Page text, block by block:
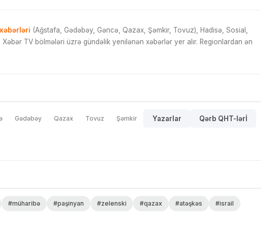
(Ağstafa, Gədəbəy, Gəncə, Qazax, Şəmkir, Tovuz), Hadisə, Sosial,
TV bölmələri üzrə gündəlik yenilənən xəbərlər yer alır. Regionlardan ən
Gədəbəy Qazax Tovuz Şəmkir Yazarlar Qərb QHT-lərİ
#müharibə #paşinyan #zelenski #qazax #atəşkəs
#israil